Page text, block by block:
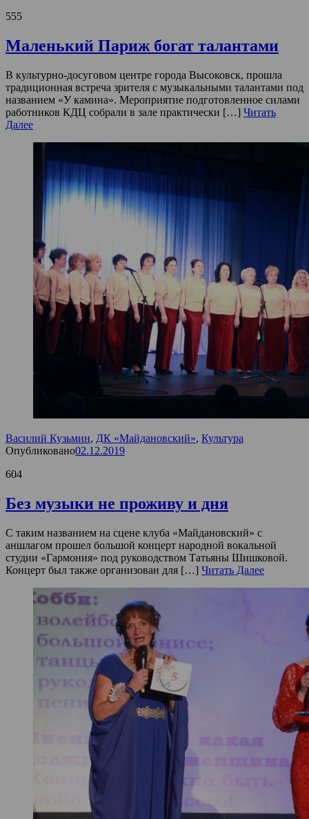
555
Маленький Париж богат талантами
В культурно-досуговом центре города Высоковск, прошла
традиционная встреча зрителя с музыкальными талантами под
названием «У камина». Мероприятие подготовленное силами
работников КДЦ собрали в зале практически […] Читать
Далее
Василий Кузьмин, ДК «Майдановский», Культура
Опубликовано02.12.2019
604
Без музыки не проживу и дня
С таким названием на сцене клуба «Майдановский» с
аншлагом прошел большой концерт народной вокальной
студии «Гармония» под руководством Татьяны Шишковой.
Концерт был также организован для […] Читать Далее